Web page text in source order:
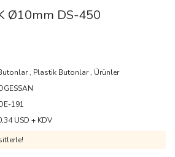
Ø10mm DS-450
, Plastik Butonlar, Ürünler
191
USD + KDV